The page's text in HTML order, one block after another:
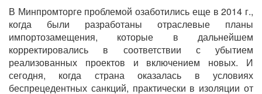
В Минпромторге проблемой озаботились еще в 2014 г.,
когда были разработаны отраслевые планы
импортозамещения, которые в дальнейшем
корректировались в соответствии с убытием
реализованных проектов и включением новых. И
сегодня, когда страна оказалась в условиях
беспрецедентных санкций, практически в изоляции от